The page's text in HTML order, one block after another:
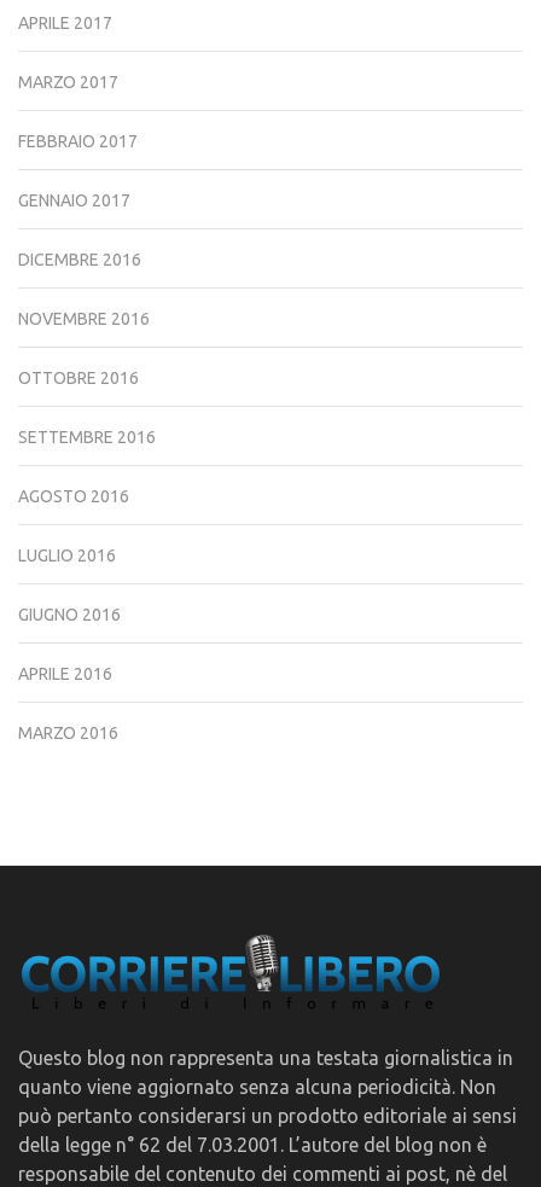
APRILE 2017
MARZO 2017
FEBBRAIO 2017
GENNAIO 2017
DICEMBRE 2016
NOVEMBRE 2016
OTTOBRE 2016
SETTEMBRE 2016
AGOSTO 2016
LUGLIO 2016
GIUGNO 2016
APRILE 2016
MARZO 2016
Questo blog non rappresenta una testata giornalistica in
quanto viene aggiornato senza alcuna periodicità. Non
può pertanto considerarsi un prodotto editoriale ai sensi
della legge n° 62 del 7.03.2001. L’autore del blog non è
responsabile del contenuto dei commenti ai post, nè del